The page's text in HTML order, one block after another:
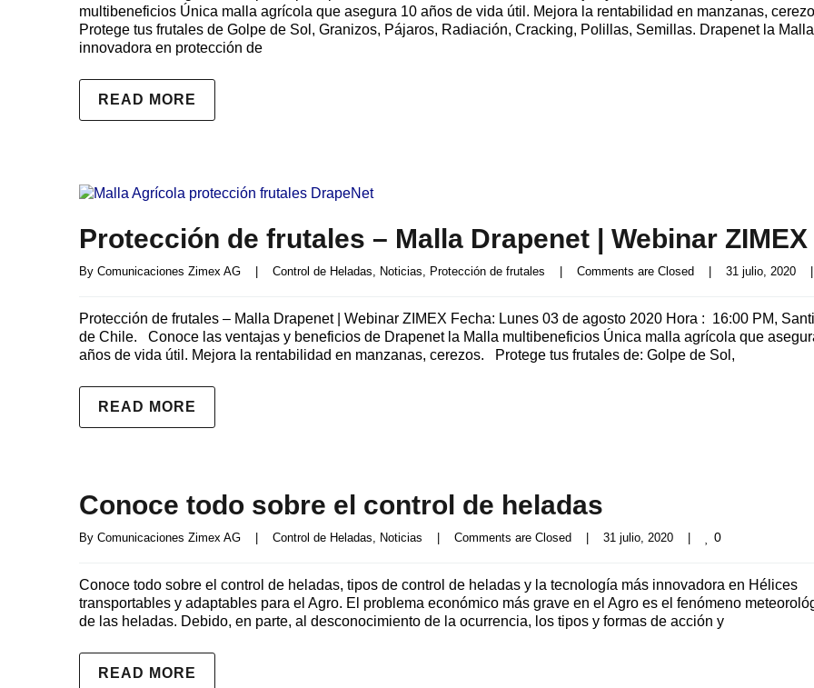
multibeneficios Única malla agrícola que asegura 10 años de vida útil. Mejora la rentabilidad en manzanas,
Protege tus frutales de Golpe de Sol, Granizos, Pájaros, Radiación, Cracking, Polillas, Semillas. Drapenet la
innovadora en protección de
READ MORE
Protección de frutales – Malla Drapenet | Webinar ZIMEX
By Comunicaciones Zimex AG Control de Heladas, Noticias, Protección de frutales Comments are Closed 31 julio, 2020
Protección de frutales – Malla Drapenet | Webinar ZIMEX Fecha: Lunes 03 de agosto 2020 Hora : 16:00 PM,
de Chile. Conoce las ventajas y beneficios de Drapenet la Malla multibeneficios Única malla agrícola que
años de vida útil. Mejora la rentabilidad en manzanas, cerezos. Protege tus frutales de: Golpe de Sol,
READ MORE
Conoce todo sobre el control de heladas
By Comunicaciones Zimex AG Control de Heladas, Noticias Comments are Closed 31 julio, 2020 0
Conoce todo sobre el control de heladas, tipos de control de heladas y la tecnología más innovadora en Hélices
transportables y adaptables para el Agro. El problema económico más grave en el Agro es el fenómeno
de las heladas. Debido, en parte, al desconocimiento de la ocurrencia, los tipos y formas de acción y
READ MORE